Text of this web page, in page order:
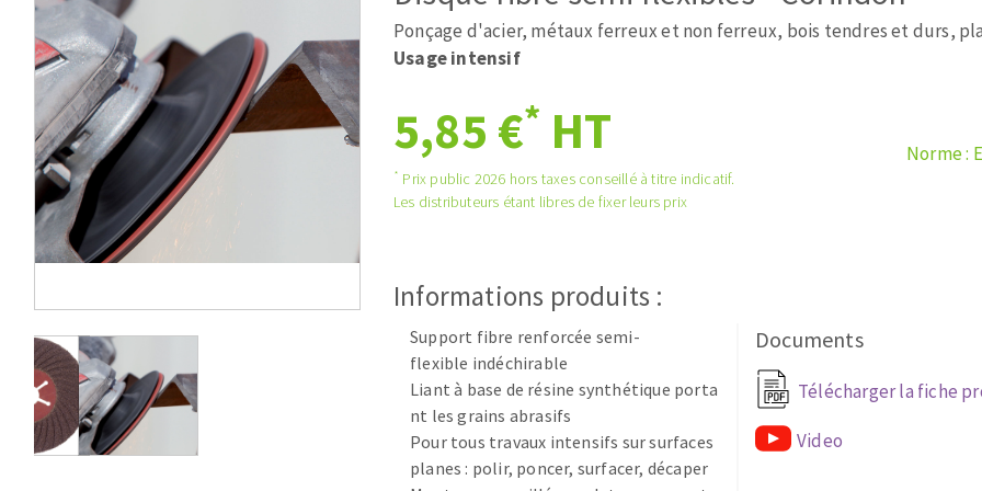
Scies de table
Système grands formats
Table de travail
Roues diamantées à profil
Disques à lamelles diamantés
Système auto-nivelant à cale
Système auto-nivelant à vis
Bandes abrasives
Disques fibre et papier
Feuilles 230 x 280 mm
Cales à poncer et patins
Ponçage d'acier, métaux ferreux et non ferreux, bois tendres et durs,
Usage intensif
5,85 €* HT
* Prix public 2026 hors taxes conseillé à titre indicatif.
Les distributeurs étant libres de fixer leurs prix
Norme :
Informations produits :
Support fibre renforcée semi-
flexible indéchirable
Liant à base de résine synthétique porta
nt les grains abrasifs
Pour tous travaux intensifs sur surfaces
planes : polir, poncer, surfacer, décaper
Documents
Télécharger la fiche
Video